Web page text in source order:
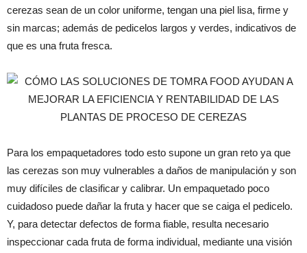
cerezas sean de un color uniforme, tengan una piel lisa, firme y
sin marcas; además de pedicelos largos y verdes, indicativos de
que es una fruta fresca.
Para los empaquetadores todo esto supone un gran reto ya que
las cerezas son muy vulnerables a daños de manipulación y son
muy difíciles de clasificar y calibrar. Un empaquetado poco
cuidadoso puede dañar la fruta y hacer que se caiga el pedicelo.
Y, para detectar defectos de forma fiable, resulta necesario
inspeccionar cada fruta de forma individual, mediante una visión